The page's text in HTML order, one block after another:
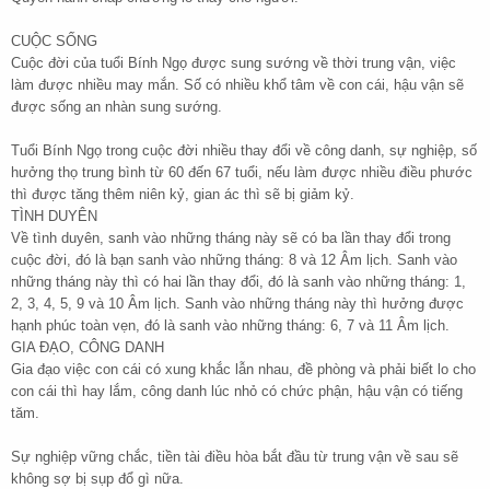
CUỘC SỐNG
Cuộc đời của tuổi Bính Ngọ được sung sướng về thời trung vận, việc
làm được nhiều may mắn. Số có nhiều khổ tâm về con cái, hậu vận sẽ
được sống an nhàn sung sướng.
Tuổi Bính Ngọ trong cuộc đời nhiều thay đổi về công danh, sự nghiệp, số
hưởng thọ trung bình từ 60 đến 67 tuổi, nếu làm được nhiều điều phước
thì được tăng thêm niên kỷ, gian ác thì sẽ bị giảm kỷ.
TÌNH DUYÊN
Về tình duyên, sanh vào những tháng này sẽ có ba lần thay đổi trong
cuộc đời, đó là bạn sanh vào những tháng: 8 và 12 Âm lịch. Sanh vào
những tháng này thì có hai lần thay đổi, đó là sanh vào những tháng: 1,
2, 3, 4, 5, 9 và 10 Âm lịch. Sanh vào những tháng này thì hưởng được
hạnh phúc toàn vẹn, đó là sanh vào những tháng: 6, 7 và 11 Âm lịch.
GIA ĐẠO, CÔNG DANH
Gia đạo việc con cái có xung khắc lẫn nhau, đề phòng và phải biết lo cho
con cái thì hay lắm, công danh lúc nhỏ có chức phận, hậu vận có tiếng
tăm.
Sự nghiệp vững chắc, tiền tài điều hòa bắt đầu từ trung vận về sau sẽ
không sợ bị sụp đổ gì nữa.